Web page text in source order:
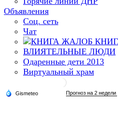
Объявления
Соц. сеть
Чат
ВЛИЯТЕЛЬНЫЕ ЛЮДИ
Одаренные дети 2013
Виртуальный храм